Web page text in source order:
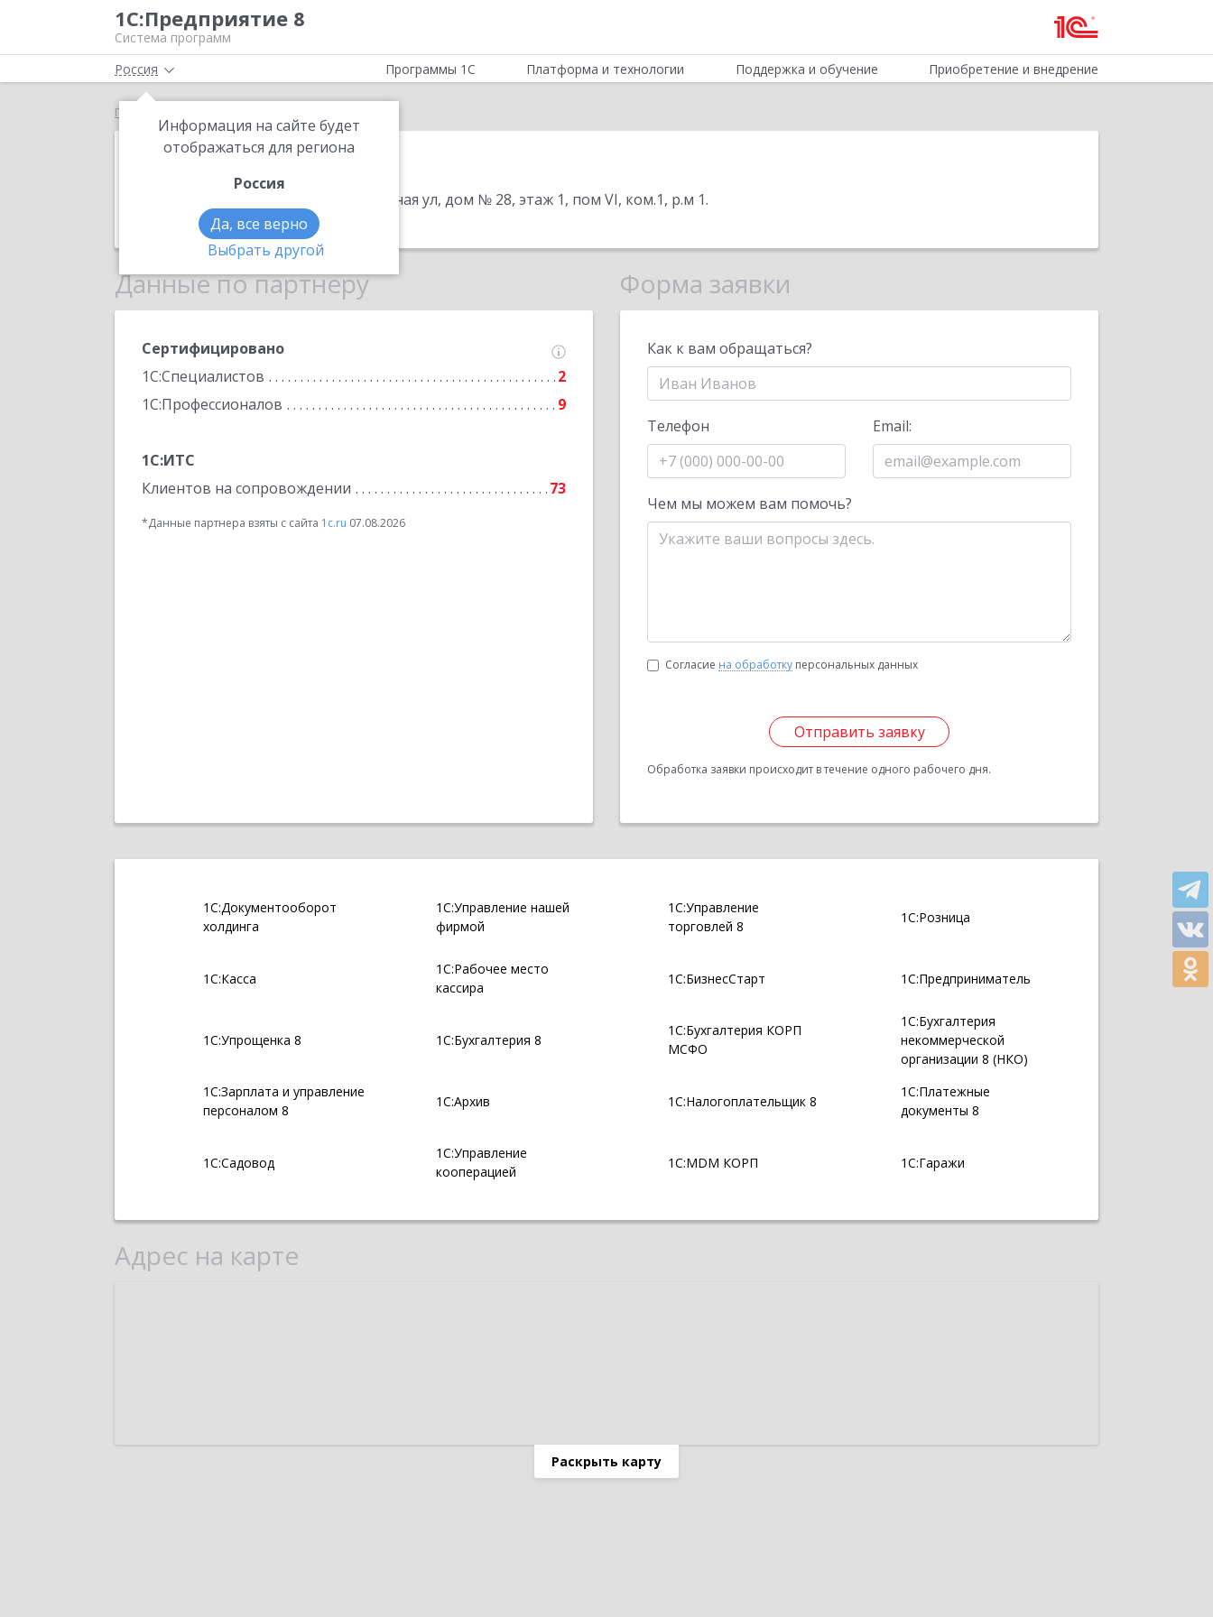
1С:Предприятие 8
Система программ
Россия
Информация на сайте будет
отображаться для региона
Россия
Да, все верно
Выбрать другой
Программы 1С Платформа и технологии Поддержка и обучение Приобретение и внедрение
Главная
Аркаунт-М
125414, Москва г, Фестивальная ул, дом № 28, этаж 1, пом VI, ком.1, р.м 1.
Телефон: +7 (495) 510-7573
Данные по партнеру
Сертифицировано
1С:Специалистов
2
1С:Профессионалов
9
1С:ИТС
Клиентов на сопровождении
73
*Данные партнера взяты с сайта 1c.ru 07.08.2026
Форма заявки
Как к вам обращаться?
Телефон Email:
Чем мы можем вам помочь?
Согласие на обработку персональных данных
Отправить заявку
Обработка заявки происходит в течение одного рабочего дня.
1С:Документооборот
холдинга
1С:Управление нашей
фирмой
1С:Управление
торговлей 8
1С:Розница
1С:Касса
1С:Рабочее место
кассира
1С:БизнесСтарт 1С:Предприниматель
1С:Упрощенка 8 1С:Бухгалтерия 8
1С:Бухгалтерия КОРП
МСФО
1С:Бухгалтерия
некоммерческой
организации 8 (НКО)
1С:Зарплата и управление
персоналом 8
1С:Архив 1С:Налогоплательщик 8
1С:Платежные
документы 8
1С:Садовод
1С:Управление
кооперацией
1С:MDM КОРП 1С:Гаражи
Адрес на карте
Раскрыть карту